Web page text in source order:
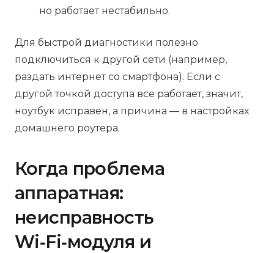
но работает нестабильно.
Для быстрой диагностики полезно
подключиться к другой сети (например,
раздать интернет со смартфона). Если с
другой точкой доступа все работает, значит,
ноутбук исправен, а причина — в настройках
домашнего роутера.
Когда проблема
аппаратная:
неисправность
Wi‑Fi‑модуля и